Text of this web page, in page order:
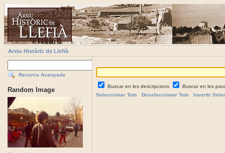
Arxiu Històric de Llefià
Recerca Avançada
Random Image Buscar en les descripcions
Buscar en les
Seleccionar Tots
Deseleccionar Tots Invertir